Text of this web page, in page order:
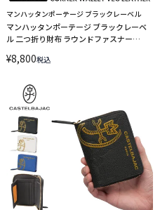
マンハッタンポーテージ ブラックレーベル
マンハッタンポーテージ ブラックレーベ
ル 二つ折り財布 ラウンドファスナー
MP1037VGLBL LINECPN
¥8,800税込